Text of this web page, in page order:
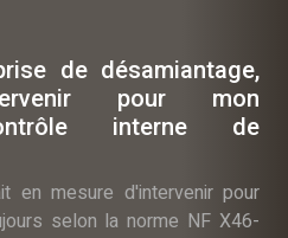
de désamiantage,
pour mon
interne de
en mesure d'intervenir pour
selon la norme NF X46-